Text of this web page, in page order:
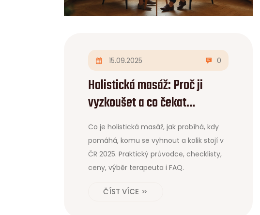
15.09.2025 0
Holistická masáž: Proč ji
vyzkoušet a co čekat
(průvodce 2025)
Co je holistická masáž, jak probíhá, kdy
pomáhá, komu se vyhnout a kolik stojí v
ČR 2025. Praktický průvodce, checklisty,
ceny, výběr terapeuta i FAQ.
ČÍST VÍCE